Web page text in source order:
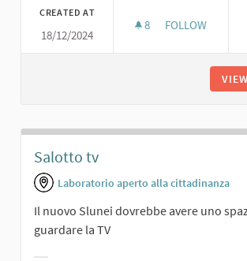
CREATED AT
18/12/2024
8 8 FOLLOWERS
FOLLOW
Salotto tv
Laboratorio aperto alla cittadinanza
Il nuovo Slunei dovrebbe avere uno
guardare la TV